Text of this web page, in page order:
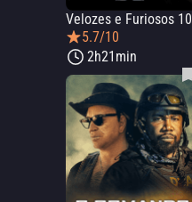
Velozes e Furiosos 10
5.7/10
2h21min